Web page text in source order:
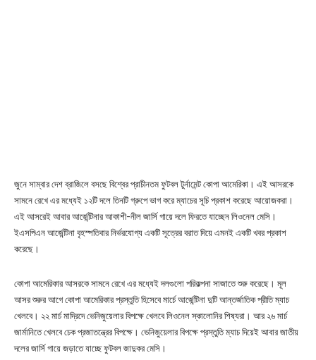
জুনে সাম্বার দেশ ব্রাজিলে বসছে বিশ্বের প্রাচীনতম ফুটবল টুর্নামেন্ট কোপা আমেরিকা। এই আসরকে
সামনে রেখে এর মধ্যেই ১২টি দলে তিনটি গ্রুপে ভাগ করে ম্যাচের সূচি প্রকাশ করেছে আয়োজকরা।
এই আসরেই আবার আর্জেন্টিনার আকাশী-নীল জার্সি গায়ে দলে ফিরতে যাচ্ছেন লিওনেল মেসি।
ইএসপিএন আর্জেন্টিনা বৃহস্পতিবার নির্ভরযোগ্য একটি সূত্রের বরাত দিয়ে এমনই একটি খবর প্রকাশ
করেছে।
কোপা আমেরিকার আসরকে সামনে রেখে এর মধ্যেই দলগুলো পরিকল্পনা সাজাতে শুরু করেছে। মূল
আসর শুরুর আগে কোপা আমেরিকার প্রস্তুতি হিসেবে মার্চে আর্জেন্টিনা দুটি আন্তর্জাতিক প্রীতি ম্যাচ
খেলবে। ২২ মার্চ মাদ্রিদে ভেনিজুয়েলার বিপক্ষে খেলবে লিওনেল স্কালোনির শিষ্যরা। আর ২৬ মার্চ
জার্মানিতে খেলবে চেক প্রজাতন্ত্রের বিপক্ষে। ভেনিজুয়েলার বিপক্ষে প্রস্তুতি ম্যাচ দিয়েই আবার জাতীয়
দলের জার্সি গায়ে জড়াতে যাচ্ছে ফুটবল জাদুকর মেসি।